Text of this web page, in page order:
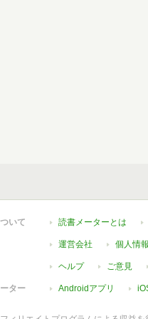
いて 読書メーターとは
運営会社 個人情
ヘルプ ご意見
ター Androidアプリ